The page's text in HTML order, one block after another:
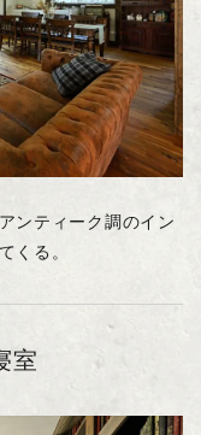
ンティーク調のイン
くる。
室